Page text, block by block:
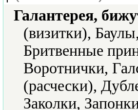
Галантерея,
(визитки),
Бритвенные
Воротнички,
(расчески),
Заколки,